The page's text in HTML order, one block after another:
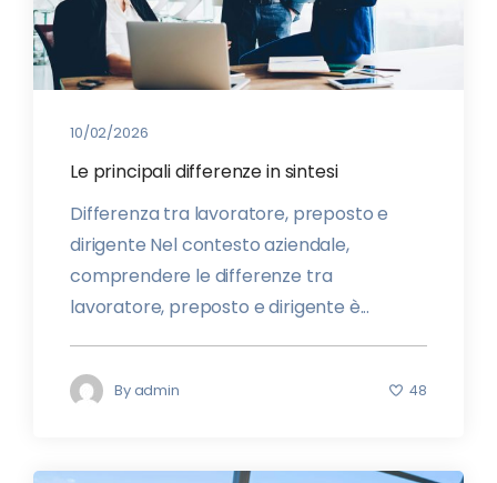
10/02/2026
Le principali differenze in sintesi
Differenza tra lavoratore, preposto e
dirigente Nel contesto aziendale,
comprendere le differenze tra
lavoratore, preposto e dirigente è...
Byadmin 48